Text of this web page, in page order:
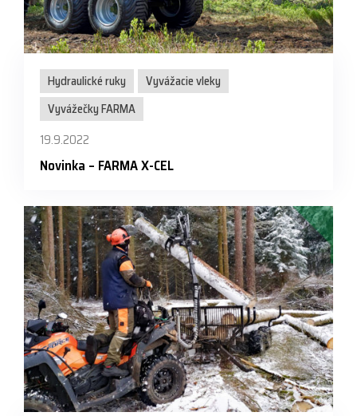
Hydraulické ruky
Vyvážacie vleky
Vyvážečky FARMA
19.9.2022
Novinka – FARMA X-CEL